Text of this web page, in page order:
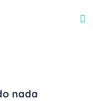
nada